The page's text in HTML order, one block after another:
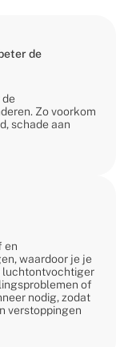
de
Zo voorkom
schade aan
en
waardoor je je
luchtontvochtiger
of
nodig, zodat
verstoppingen